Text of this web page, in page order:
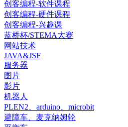
创客编程-软件课程
创客编程-硬件课程
创客编程-兴趣课
蓝桥杯/STEMA大赛
网站技术
JAVA&JSF
服务器
图片
影片
机器人
PLEN2、arduino、microbit
避障车、麦克纳姆轮